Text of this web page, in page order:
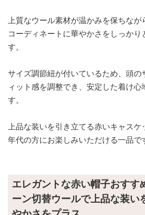
上質なウール素材が温かみを保ちなが
コーディネートに華やかさをしっかり
す。
サイズ調節紐が付いているため、頭の
ィット感を調整でき、安定した着け心
す。
上品な装いを引き立てる赤いキャスケ
年代の方にお楽しみいただける一品で
エレガントな赤い帽子おすす
ーン切替ウールで上品な装い